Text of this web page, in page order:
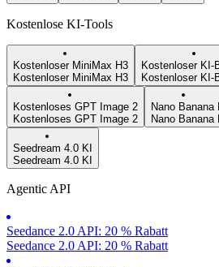
Kostenlose KI-Tools
Kostenloser MiniMax H3
Kostenloser MiniMax H3
Kostenloser KI-
Kostenloser KI-
Kostenloses GPT Image 2
Kostenloses GPT Image 2
Nano Banana
Nano Banana
Seedream 4.0 KI
Seedream 4.0 KI
Agentic API
Seedance 2.0 API: 20 % Rabatt
Seedance 2.0 API: 20 % Rabatt